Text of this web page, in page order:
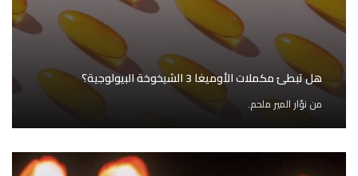
هل تبطئ مكملات الأوميغا 3 الشيخوخة البيولوجية؟
من نوّار المير ملحم.